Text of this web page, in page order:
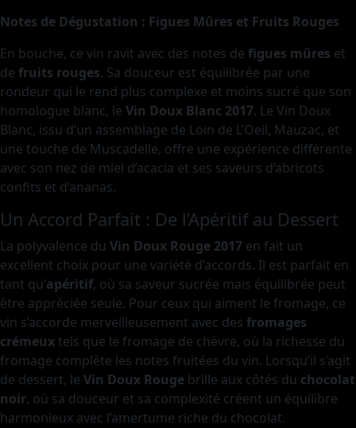
Notes de Dégustation : Figues Mûres et Fruits Rouges
En bouche, ce vin ravit avec des notes de figues mûres et
de fruits rouges. Sa douceur est équilibrée par une
rondeur qui le rend plus complexe et moins sucré que son
homologue blanc, le Vin Doux Blanc 2017. Le Vin Doux
Blanc, issu d’un assemblage de Loin de L’Oeil, Mauzac, et
une touche de Muscadelle, offre une expérience différente
avec son nez de miel d’acacia et ses saveurs d’abricots
confits et d’ananas.
Un Accord Parfait : De l’Apéritif au Dessert
La polyvalence du Vin Doux Rouge 2017 en fait un
excellent choix pour une variété d’accords. Il est parfait en
tant qu’apéritif, où sa saveur sucrée mais équilibrée peut
être appréciée seule. Pour ceux qui aiment le fromage, ce
vin s’accorde merveilleusement avec des fromages
crémeux tels que le fromage de chèvre, où la richesse du
fromage complète les notes fruitées du vin. Lorsqu’il s’agit
de dessert, le Vin Doux Rouge brille aux côtés du chocolat
noir, où sa douceur et sa complexité créent un équilibre
harmonieux avec l’amertume riche du chocolat.